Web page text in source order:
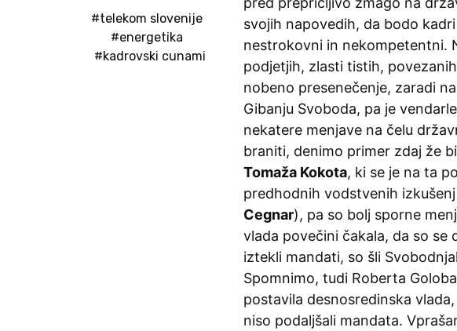
#telekom slovenije
#energetika
#kadrovski cunami
svojih napovedih, da bodo
nestrokovni in nekompetentni.
podjetjih, zlasti tistih,
nobeno presenečenje, zaradi
Gibanju Svoboda, pa je
nekatere menjave na čelu
braniti, denimo primer zdaj že
Tomaža Kokota, ki se je na ta
predhodnih vodstvenih
Cegnar), pa so bolj sporne
vlada povečini čakala, da so
iztekli mandati, so šli
Spomnimo, tudi Roberta
postavila desnosredinska
niso podaljšali mandata.